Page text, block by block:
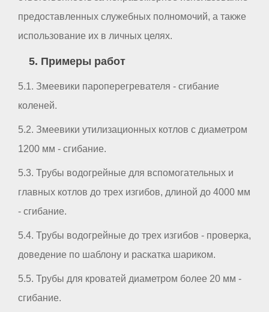
предоставленных служебных полномочий, а также
использование их в личных целях.
5. Примеры работ
5.1. Змеевики пароперегревателя - сгибание
коленей.
5.2. Змеевики утилизационных котлов с диаметром
1200 мм - сгибание.
5.3. Трубы водогрейные для вспомогательных и
главных котлов до трех изгибов, длиной до 4000 мм
- сгибание.
5.4. Трубы водогрейные до трех изгибов - проверка,
доведение по шаблону и раскатка шариком.
5.5. Трубы для кроватей диаметром более 20 мм -
сгибание.